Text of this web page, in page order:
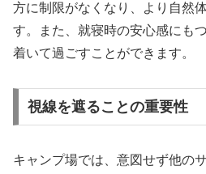
方に制限がなくなり、より自然
す。また、就寝時の安心感にも
着いて過ごすことができます。
視線を遮ることの重要性
キャンプ場では、意図せず他の